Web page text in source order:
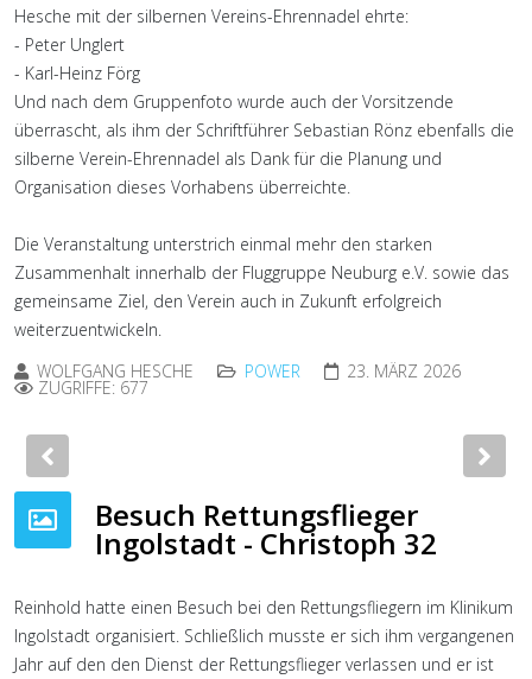
Hesche mit der silbernen Vereins-Ehrennadel ehrte:
- Peter Unglert
- Karl-Heinz Förg
Und nach dem Gruppenfoto wurde auch der Vorsitzende
überrascht, als ihm der Schriftführer Sebastian Rönz ebenfalls die
silberne Verein-Ehrennadel als Dank für die Planung und
Organisation dieses Vorhabens überreichte.
Die Veranstaltung unterstrich einmal mehr den starken
Zusammenhalt innerhalb der Fluggruppe Neuburg e.V. sowie das
gemeinsame Ziel, den Verein auch in Zukunft erfolgreich
weiterzuentwickeln.
WOLFGANG HESCHE
POWER 23. MÄRZ 2026
ZUGRIFFE: 677
Previous
Besuch Rettungsflieger
Ingolstadt - Christoph 32
Reinhold hatte einen Besuch bei den Rettungsfliegern im Klinikum
Ingolstadt organisiert. Schließlich musste er sich ihm vergangenen
Jahr auf den den Dienst der Rettungsflieger verlassen und er ist